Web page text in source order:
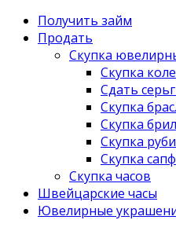
Получить займ
Продать
Скупка
Скупка
Сдать
Скупка
Скупка
Скупка
Скупка
Скупка часов
Швейцарские часы
Ювелирные